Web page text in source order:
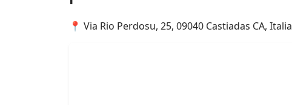
📍 Via Rio Perdosu, 25, 09040 Castiadas CA, Italia